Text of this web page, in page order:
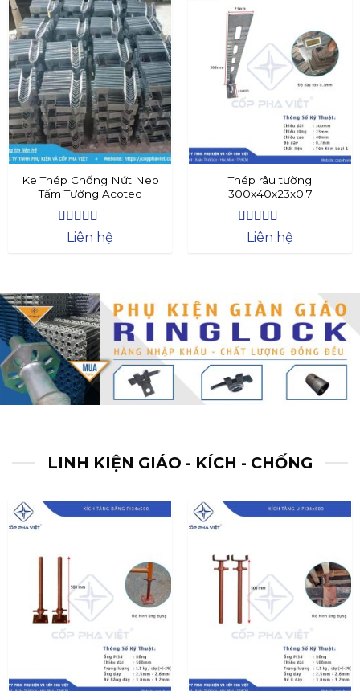
Ke Thép Chống Nứt Neo
Tấm Tường Acotec
Được xếp
Liên hệ
Thép râu tường
300x40x23x0.7
Được xếp
Liên hệ
LINH KIỆN GIÁO - KÍCH - CHỐNG